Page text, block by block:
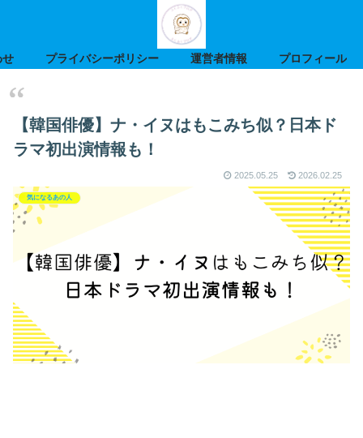
せ プライバシーポリシー 運営者情報 プロフィール
【韓国俳優】ナ・イヌはもこみち似？日本ド
ラマ初出演情報も！
2025.05.25 2026.02.25
気になるあの人